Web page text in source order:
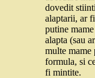
dovedit
alaptarii, ar
putine
alapta (sau
multe mame
formula, si
fi mintite.